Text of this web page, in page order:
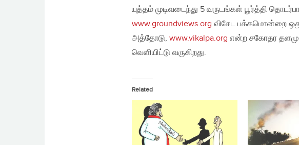
யுத்தம் முடிவடைந்து 5 வருடங்கள் பூர்த்தி
www.groundviews.org விசேட பக்கமொன்றை
அத்தோடு, www.vikalpa.org என்ற சகோதர
வெளியிட்டு வருகிறது.
Related